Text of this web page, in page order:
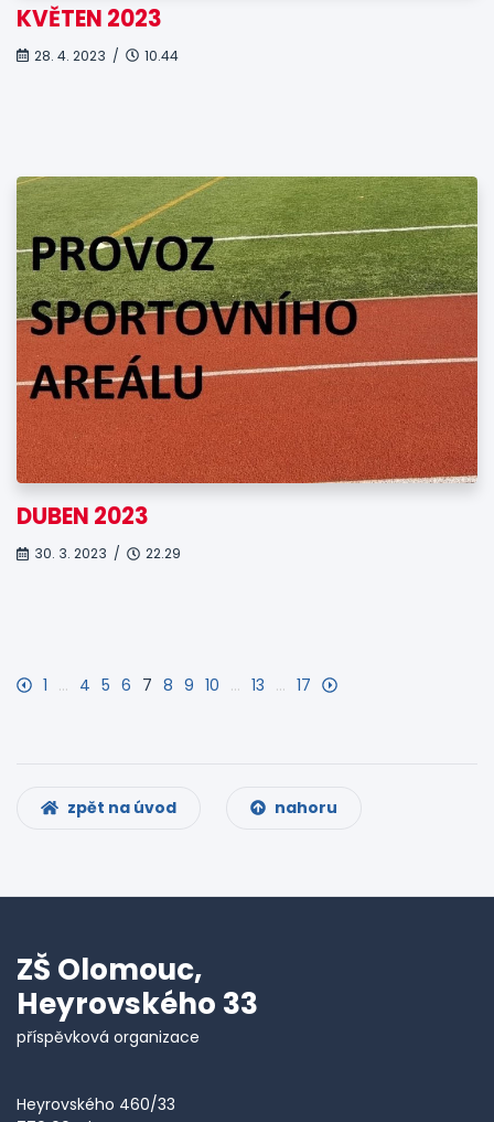
KVĚTEN 2023
28. 4. 2023 / 10.44
DUBEN 2023
30. 3. 2023 / 22.29
1 … 4 5 6 7 8 9 10 … 13 … 17
zpět na úvod nahoru
ZŠ Olomouc,
Heyrovského 33
příspěvková organizace
Heyrovského 460/33